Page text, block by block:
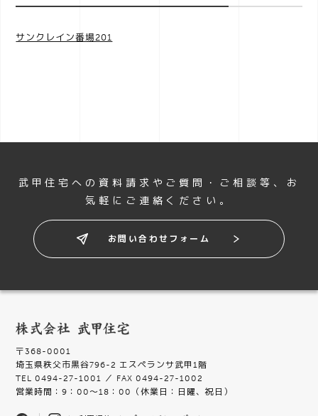
n
サンクレイン番場201
武甲住宅への資料請求やご質問・ご相談等、 お
気軽にご連絡ください。
お問い合わせフォーム
〒368-0001
埼玉県秩父市黒谷796-2 エスペランサ武甲1階
TEL 0494-27-1001 ／ FAX 0494-27-1002
営業時間：9：00〜18：00（休業日：日曜、祝日）